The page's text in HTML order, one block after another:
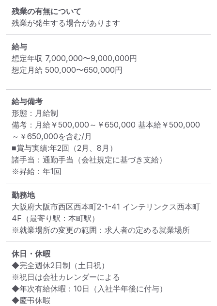
残業の有無について
残業が発生する場合があります
給与
想定年収 7,000,000〜9,000,000円
想定月給 500,000〜650,000円
給与備考
形態：月給制
備考：月給￥500,000～￥650,000 基本給￥500,000
～￥650,000を含む/月
■賞与実績:年2回（2月、8月）
諸手当：通勤手当（会社規定に基づき支給）
※昇給：年1回
勤務地
大阪府大阪市西区西本町2-1-41 インテリンクス西本町
4F （最寄り駅：本町駅）
※就業場所の変更の範囲：求人者の定める就業場所
休日・休暇
◆完全週休2日制（土日祝）
※祝日は会社カレンダーによる
◆年次有給休暇：10日（入社半年後に付与）
◆慶弔休暇